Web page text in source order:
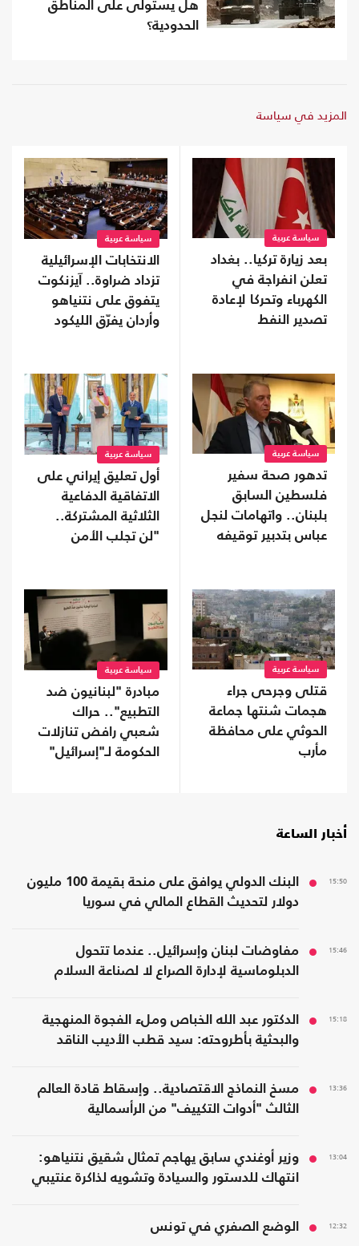
هل يستولى على المناطق
الحدودية؟
المزيد في سياسة
سياسة عربية
بعد زيارة تركيا.. بغداد
تعلن انفراجة في
الكهرباء وتحركا لإعادة
تصدير النفط
سياسة عربية
الانتخابات الإسرائيلية
تزداد ضراوة.. آيزنكوت
يتفوق على نتنياهو
وأردان يفرّق الليكود
سياسة عربية
تدهور صحة سفير
فلسطين السابق
بلبنان.. واتهامات لنجل
عباس بتدبير توقيفه
سياسة عربية
أول تعليق إيراني على
الاتفاقية الدفاعية
الثلاثية المشتركة..
"لن تجلب الأمن
سياسة عربية
قتلى وجرحى جراء
هجمات شنتها جماعة
الحوثي على محافظة
مأرب
سياسة عربية
مبادرة "لبنانيون ضد
التطبيع".. حراك
شعبي رافض تنازلات
الحكومة لـ"إسرائيل"
أخبار الساعة
15:50
البنك الدولي يوافق على منحة بقيمة 100 مليون
دولار لتحديث القطاع المالي في سوريا
15:46
مفاوضات لبنان وإسرائيل.. عندما تتحول
الدبلوماسية لإدارة الصراع لا لصناعة السلام
15:18
الدكتور عبد الله الخباص وملء الفجوة المنهجية
والبحثية بأطروحته: سيد قطب الأديب الناقد
13:36
مسخ النماذج الاقتصادية.. وإسقاط قادة العالم
الثالث "أدوات التكييف" من الرأسمالية
13:04
وزير أوغندي سابق يهاجم تمثال شقيق نتنياهو:
انتهاك للدستور والسيادة وتشويه لذاكرة عنتيبي
12:32 الوضع الصفري في تونس